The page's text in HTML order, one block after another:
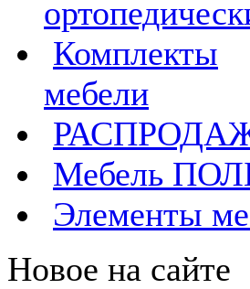
Комплекты
мебели
Мебель
Элементы
Новое на сайте